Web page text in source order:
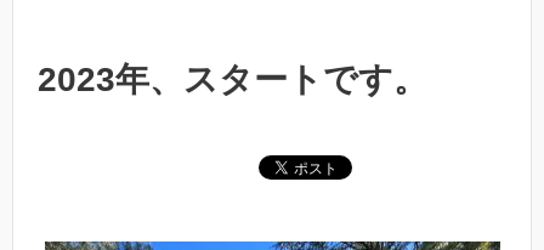
2023年、スタートです。